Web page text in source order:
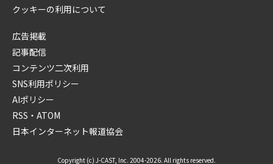
クッキーの利用について
広告掲載
記事配信
コンテンツ二次利用
SNS利用ポリシー
AIポリシー
RSS・ATOM
日本インターネット報道協会
Copyright (c) J-CAST, Inc. 2004-2026. All rights reserved.